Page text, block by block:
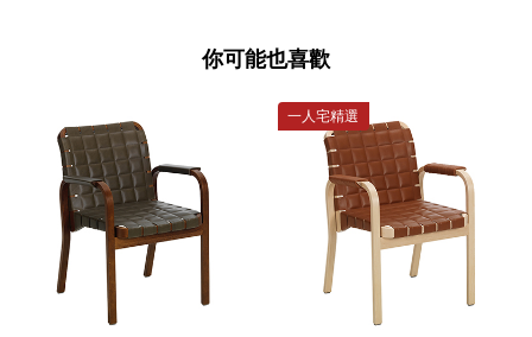
你可能也喜歡
一人宅精選